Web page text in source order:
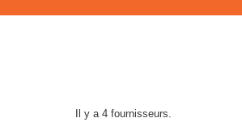
Il y a 4 fournisseurs.